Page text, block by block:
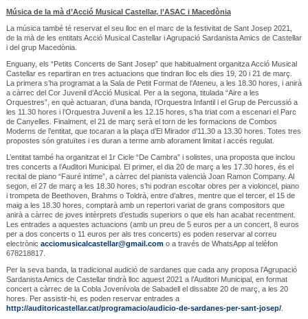
Música de la mà d’Acció Musical Castellar, l’ASAC i Macedònia
La música també té reservat el seu lloc en el marc de la festivitat de Sant Josep 2021,
de la mà de les entitats Acció Musical Castellar i Agrupació Sardanista Amics de Castellar
i del grup Macedònia.
Enguany, els “Petits Concerts de Sant Josep” que habitualment organitza Acció Musical
Castellar es repartiran en tres actuacions que tindran lloc els dies 19, 20 i 21 de març.
La primera s’ha programat a la Sala de Petit Format de l’Ateneu, a les 18.30 hores, i anirà
a càrrec del Cor Juvenil d’Acció Musical. Per a la segona, titulada “Aire a les
Orquestres”, en què actuaran, d’una banda, l’Orquestra Infantil i el Grup de Percussió a
les 11.30 hores i l’Orquestra Juvenil a les 12.15 hores, s’ha triat com a escenari el Parc
de Canyelles. Finalment, el 21 de març serà el torn de les formacions de Combos
Moderns de l’entitat, que tocaran a la plaça d’El Mirador d’11.30 a 13.30 hores. Totes tres
propostes són gratuïtes i es duran a terme amb aforament limitat i accés regulat.
L’entitat també ha organitzat el 1r Cicle “De Cambra” i solistes, una proposta que inclou
tres concerts a l’Auditori Municipal. El primer, el dia 20 de març a les 17.30 hores, és el
recital de piano “Fauré intime”, a càrrec del pianista valencià Joan Ramon Company. Al
segon, el 27 de març a les 18.30 hores, s’hi podran escoltar obres per a violoncel, piano
i trompeta de Beethoven, Brahms o Toldrà, entre d’altres, mentre que el tercer, el 15 de
maig a les 18.30 hores, comptarà amb un repertori variat de grans compositors que
anirà a càrrec de joves intèrprets d’estudis superiors o que els han acabat recentment.
Les entrades a aquestes actuacions (amb un preu de 5 euros per a un concert, 8 euros
per a dos concerts o 11 euros per als tres concerts) es poden reservar al correu
electrònic acciomusicalcastellar@gmail.como a través de WhatsApp al telèfon
678218817.
Per la seva banda, la tradicional audició de sardanes que cada any proposa l’Agrupació
Sardanista Amics de Castellar tindrà lloc aquest 2021 a l’Auditori Municipal, en format
concert a càrrec de la Cobla Jovenívola de Sabadell el dissabte 20 de març, a les 20
hores. Per assistir-hi, es poden reservar entrades a
http://auditoricastellar.cat/programacio/audicio-de-sardanes-per-sant-josep/.